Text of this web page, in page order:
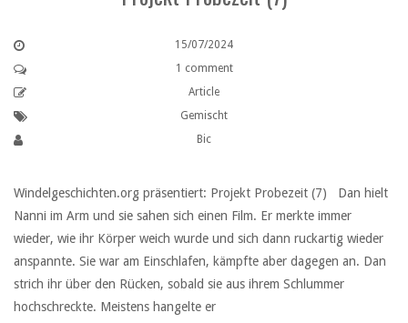
15/07/2024
1 comment
Article
Gemischt
Bic
Windelgeschichten.org präsentiert: Projekt Probezeit (7) Dan hielt
Nanni im Arm und sie sahen sich einen Film. Er merkte immer
wieder, wie ihr Körper weich wurde und sich dann ruckartig wieder
anspannte. Sie war am Einschlafen, kämpfte aber dagegen an. Dan
strich ihr über den Rücken, sobald sie aus ihrem Schlummer
hochschreckte. Meistens hangelte er